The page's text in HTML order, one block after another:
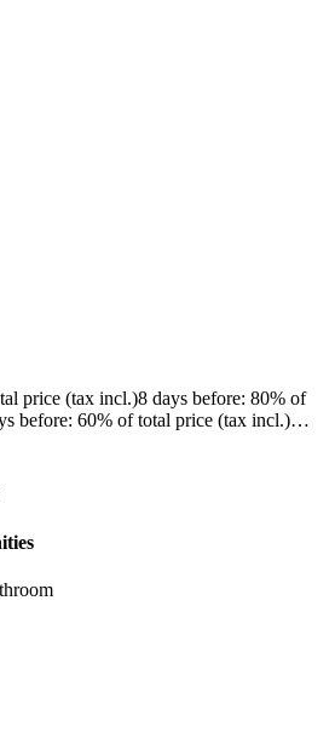
price (tax incl.)8 days before: 80% of
before: 60% of total price (tax incl.)…